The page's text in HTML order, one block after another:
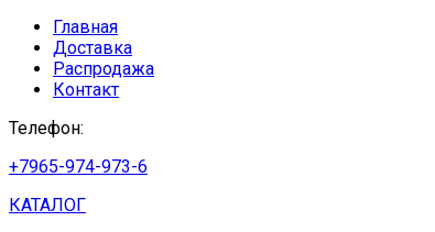
Главная
Доставка
Распродажа
Контакт
Телефон:
+7965-974-973-6
КАТАЛОГ